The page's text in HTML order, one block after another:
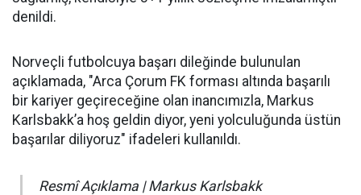
denildi.
Norveçli futbolcuya başarı dileğinde bulunulan
açıklamada, "Arca Çorum FK forması altında başarılı
bir kariyer geçireceğine olan inancımızla, Markus
Karlsbakk’a hoş geldin diyor, yeni yolculuğunda üstün
başarılar diliyoruz" ifadeleri kullanıldı.
Resmî Açıklama | Markus Karlsbakk